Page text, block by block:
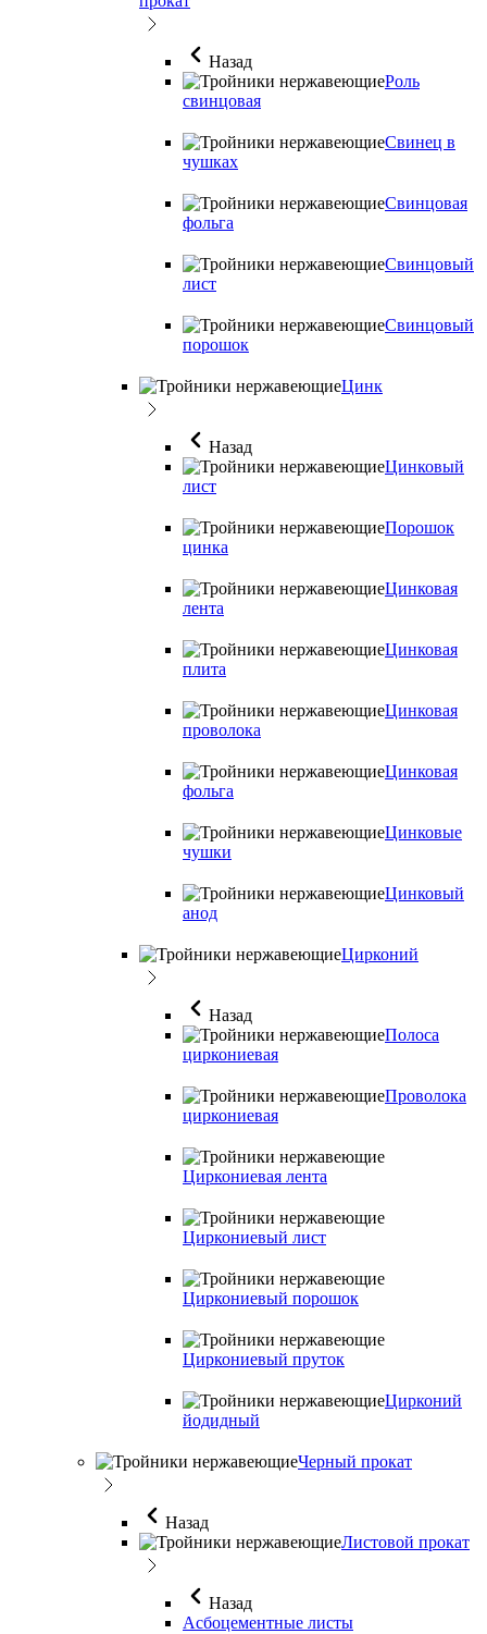
Назад
Роль
свинцовая
Свинец в
чушках
Свинцовая
фольга
Свинцовый
лист
Свинцовый
порошок
Цинк
Назад
Цинковый
лист
Порошок
цинка
Цинковая
лента
Цинковая
плита
Цинковая
проволока
Цинковая
фольга
Цинковые
чушки
Цинковый
анод
Цирконий
Назад
Полоса
циркониевая
Проволока
циркониевая
Циркониевая лента
Циркониевый лист
Циркониевый порошок
Циркониевый пруток
Цирконий
йодидный
Черный прокат
Назад
Листовой прокат
Назад
Асбоцементные листы